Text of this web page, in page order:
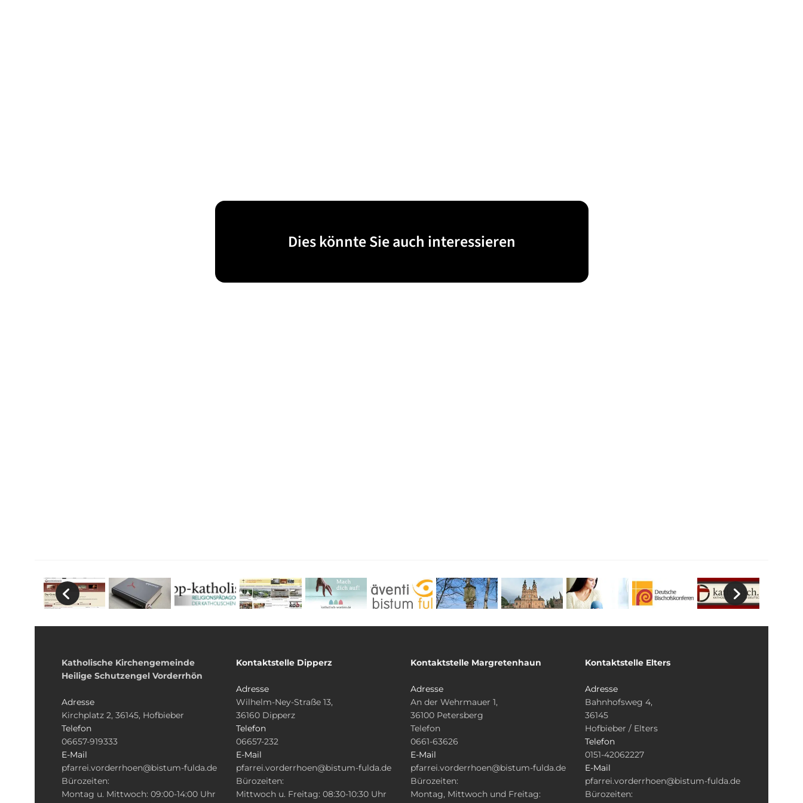
Dies könnte Sie auch interessieren
Katholische Kirchengemeinde
Heilige Schutzengel Vorderrhön
Adresse
Kirchplatz 2, 36145, Hofbieber
Telefon
06657-919333
E-Mail
pfarrei.vorderrhoen@bistum-fulda.de
Bürozeiten:
Montag u. Mittwoch: 09:00-14:00 Uhr
Kontaktstelle Dipperz
Adresse
Wilhelm-Ney-Straße 13,
36160 Dipperz
Telefon
06657-232
E-Mail
pfarrei.vorderrhoen@bistum-fulda.de
Bürozeiten:
Mittwoch u. Freitag: 08:30-10:30 Uhr
Kontaktstelle Margretenhaun
Adresse
An der Wehrmauer 1,
36100 Petersberg
Telefon
0661-63626
E-Mail
pfarrei.vorderrhoen@bistum-fulda.de
Bürozeiten:
Montag, Mittwoch und Freitag:
Kontaktstelle Elters
Adresse
Bahnhofsweg 4,
36145
Hofbieber / Elters
Telefon
0151-42062227
E-Mail
pfarrei.vorderrhoen@bistum-fulda.de
Bürozeiten: